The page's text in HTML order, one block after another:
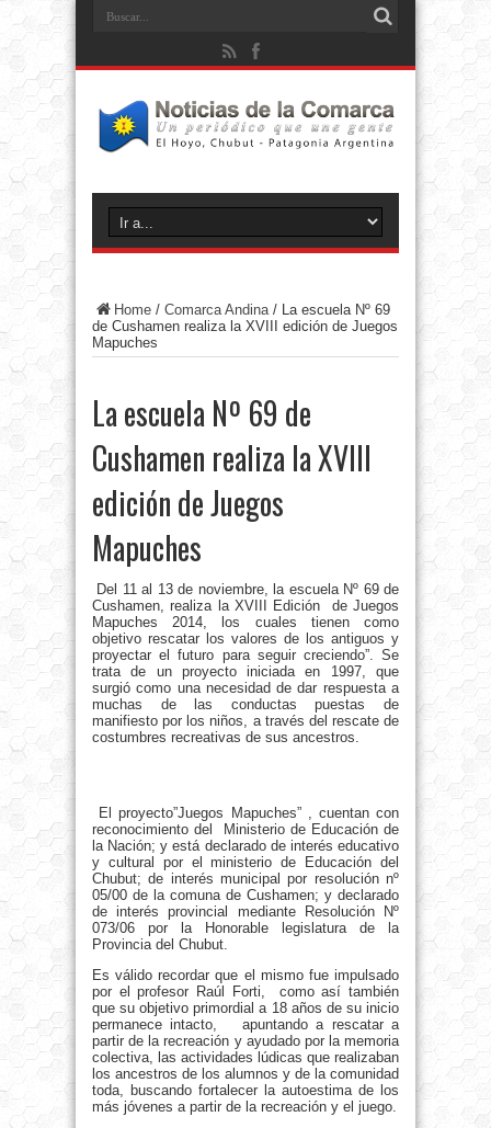
Home / Comarca Andina/ La escuela Nº 69
de Cushamen realiza la XVIII edición de Juegos
Mapuches
La escuela Nº 69 de
Cushamen realiza la XVIII
edición de Juegos
Mapuches
Del 11 al 13 de noviembre, la escuela Nº 69 de
Cushamen, realiza la XVIII Edición de Juegos
Mapuches 2014, los cuales tienen como
objetivo rescatar los valores de los antiguos y
proyectar el futuro para seguir creciendo”. Se
trata de un proyecto iniciada en 1997, que
surgió como una necesidad de dar respuesta a
muchas de las conductas puestas de
manifiesto por los niños, a través del rescate de
costumbres recreativas de sus ancestros.
El proyecto”Juegos Mapuches” , cuentan con
reconocimiento del Ministerio de Educación de
la Nación; y está declarado de interés educativo
y cultural por el ministerio de Educación del
Chubut; de interés municipal por resolución nº
05/00 de la comuna de Cushamen; y declarado
de interés provincial mediante Resolución Nº
073/06 por la Honorable legislatura de la
Provincia del Chubut.
Es válido recordar que el mismo fue impulsado
por el profesor Raúl Forti, como así también
que su objetivo primordial a 18 años de su inicio
permanece intacto, apuntando a rescatar a
partir de la recreación y ayudado por la memoria
colectiva, las actividades lúdicas que realizaban
los ancestros de los alumnos y de la comunidad
toda, buscando fortalecer la autoestima de los
más jóvenes a partir de la recreación y el juego.